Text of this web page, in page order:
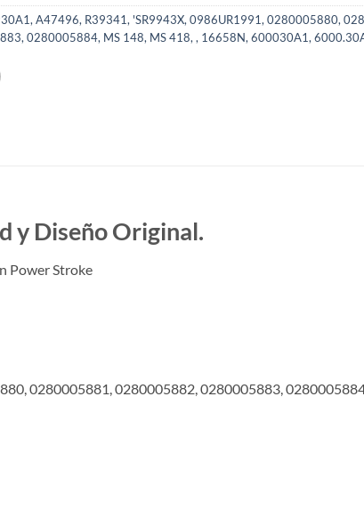
A47496, R39341, 'SR9943X, 0986UR1991, 0280005880,
0280005884, MS 148, MS 418, , 16658N, 600030A1,
y Diseño Original.
Power Stroke
0280005881, 0280005882, 0280005883,